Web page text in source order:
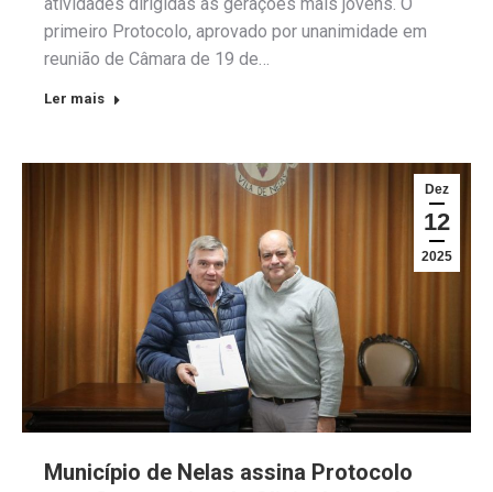
atividades dirigidas às gerações mais jovens. O
primeiro Protocolo, aprovado por unanimidade em
reunião de Câmara de 19 de…
Ler mais
Dez
12
2025
Município de Nelas assina Protocolo